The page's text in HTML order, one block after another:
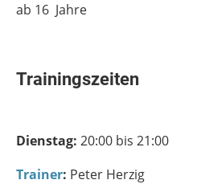
ab 16 Jahre
Trainingszeiten
Dienstag: 20:00 bis 21:00
Trainer: Peter Herzig